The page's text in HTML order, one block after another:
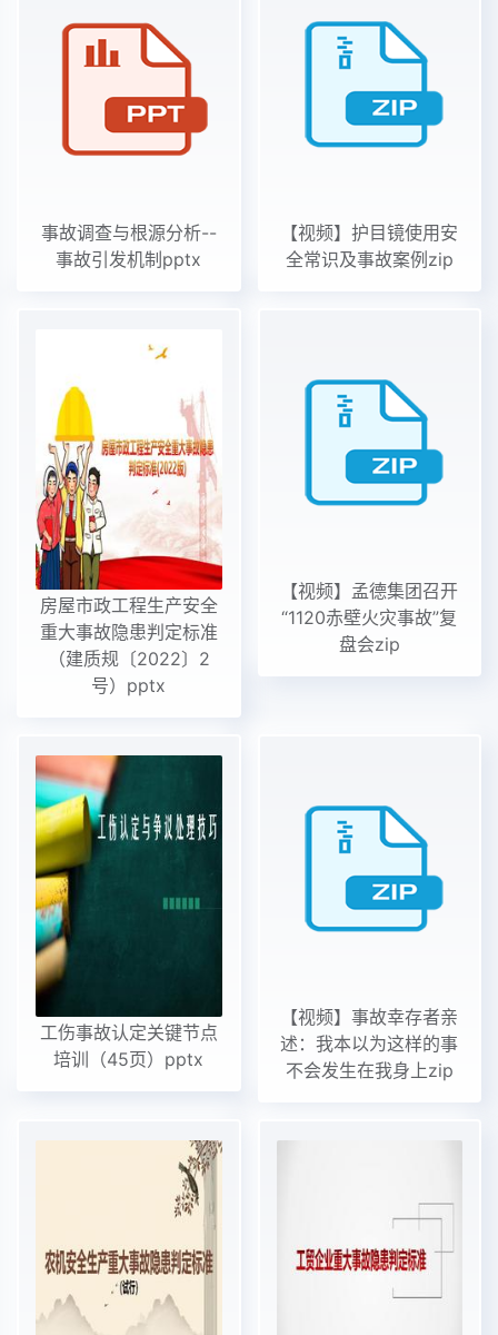
事故调查与根源分析--
事故引发机制pptx
【视频】护目镜使用安
全常识及事故案例zip
房屋市政工程生产安全
重大事故隐患判定标准
（建质规〔2022〕2
号）pptx
【视频】孟德集团召开
“1120赤壁火灾事故”复
盘会zip
工伤事故认定关键节点
培训（45页）pptx
【视频】事故幸存者亲
述：我本以为这样的事
不会发生在我身上zip